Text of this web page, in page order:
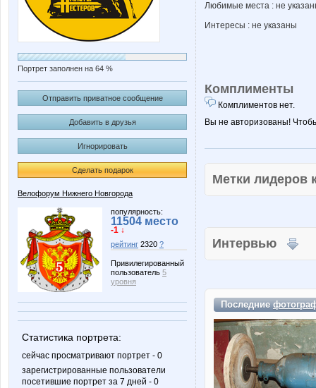
Портрет заполнен на 64 %
Отправить приватное сообщение
Добавить в друзья
Игнорировать
Сделать подарок
Велофорум Нижнего Новгорода
популярность:
11504 место
-1 ↓
рейтинг 2320 ?
Привилегированный
пользователь 5
уровня
Статистика портрета:
сейчас просматривают портрет - 0
зарегистрированные пользователи
посетившие портрет за 7 дней - 0
Любимые места : не
Интересы : не указаны
Комплименты
Комплиментов нет.
Вы не авторизованы!
Метки
Интервью
Последние